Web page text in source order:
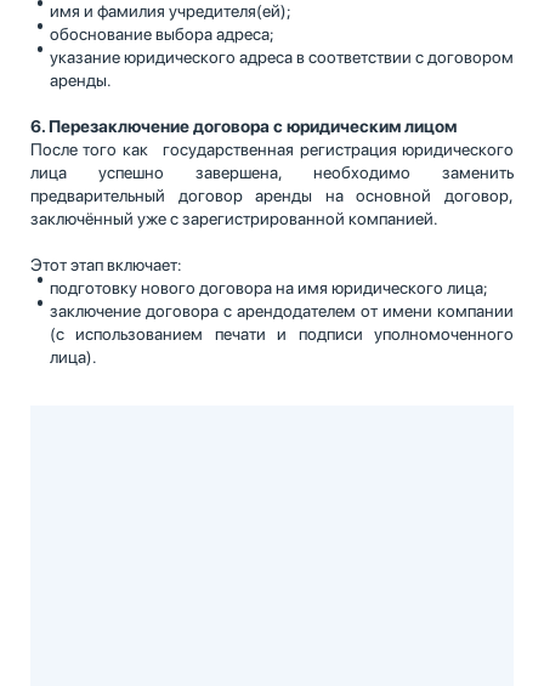
имя и фамилия учредителя(ей);
обоснование выбора адреса;
указание юридического адреса в соответствии с договором
аренды.
6. Перезаключение договора с юридическим лицом
После того как государственная регистрация юридического
лица успешно завершена, необходимо заменить
предварительный договор аренды на основной договор,
заключённый уже с зарегистрированной компанией.
Этот этап включает:
подготовку нового договора на имя юридического лица;
заключение договора с арендодателем от имени компании
(с использованием печати и подписи уполномоченного
лица).